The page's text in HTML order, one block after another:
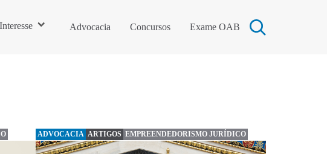
Advocacia Concursos Exame OAB
ADVOCACIA ARTIGOS EMPREENDEDORISMO JURÍDICO